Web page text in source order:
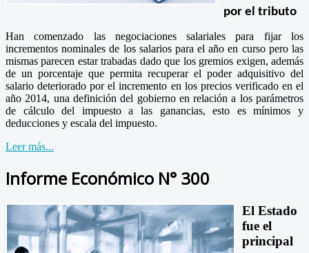
por el tributo
Han comenzado las negociaciones salariales para fijar los
incrementos nominales de los salarios para el año en curso pero las
mismas parecen estar trabadas dado que los gremios exigen, además
de un porcentaje que permita recuperar el poder adquisitivo del
salario deteriorado por el incremento en los precios verificado en el
año 2014, una definición del gobierno en relación a los parámetros
de cálculo del impuesto a las ganancias, esto es mínimos y
deducciones y escala del impuesto.
Leer más...
Informe Económico N° 300
El Estado
fue el
principal